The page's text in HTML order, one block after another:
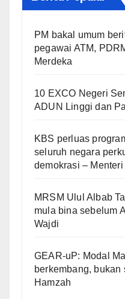
PM bakal umum
pegawai ATM,
Merdeka
10 EXCO Negeri
ADUN Linggi dan
KBS perluas
seluruh negara
demokrasi – Menteri
MRSM Ulul Albab
mula bina sebelum
Wajdi
GEAR-uP: Modal
berkembang, bukan
Hamzah